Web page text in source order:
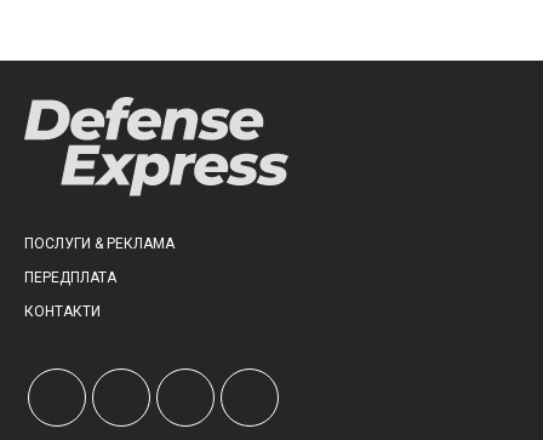
ПОСЛУГИ & РЕКЛАМА
ПЕРЕДПЛАТА
КОНТАКТИ